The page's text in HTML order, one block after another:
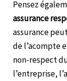
Pensez
assurance
assurance
de l’acompte
non-respect
l’entreprise,